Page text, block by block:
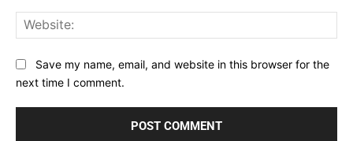
Save my name, email, and website in this browser for the
next time I comment.